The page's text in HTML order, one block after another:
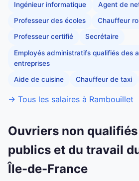
Ingénieur informatique Agent de
Professeur des écoles Chauffeur
Professeur certifié Secrétaire
Employés administratifs qualifiés des
entreprises
Aide de cuisine Chauffeur de taxi
→ Tous les salaires à Rambouillet
Ouvriers non
publics et du travail
Île-de-France